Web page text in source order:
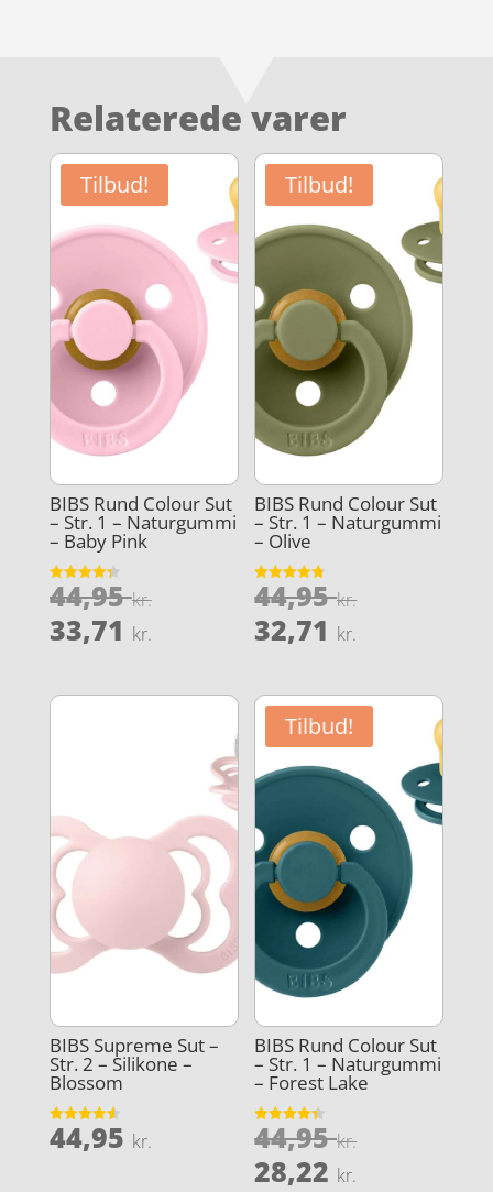
Relaterede varer
Tilbud!
BIBS Rund Colour Sut
– Str. 1 – Naturgummi
– Baby Pink
Vurderet
4.3
44,95kr.Den
oprindelige
pris
44,95 kr..
33,71 kr.
pris
33,71 kr..
Tilbud!
BIBS Rund Colour Sut
– Str. 1 – Naturgummi
– Olive
Vurderet
4.8
44,95kr.Den
44,95 kr..
32,71 kr.
pris
er:
32,71 kr..
BIBS Supreme Sut –
Str. 2 – Silikone –
Blossom
Vurderet
4.6
44,95 kr.
Tilbud!
BIBS Rund Colour Sut
– Str. 1 – Naturgummi
– Forest Lake
Vurderet
4.4
44,95kr.Den
28,22 kr.